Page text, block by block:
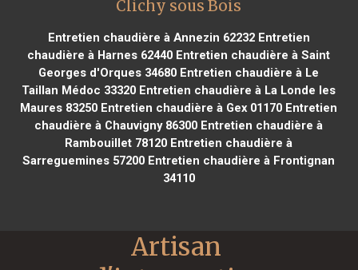
Clichy sous Bois
Entretien chaudière à Annezin 62232Entretien
chaudière à Harnes 62440 Entretien chaudière à Saint
Georges d'Orques 34680 Entretien chaudière à Le
Taillan Médoc 33320 Entretien chaudière à La Londe les
Maures 83250 Entretien chaudière à Gex 01170 Entretien
chaudière à Chauvigny 86300 Entretien chaudière à
Rambouillet 78120 Entretien chaudière à
Sarreguemines 57200 Entretien chaudière à Frontignan
34110
Artisan